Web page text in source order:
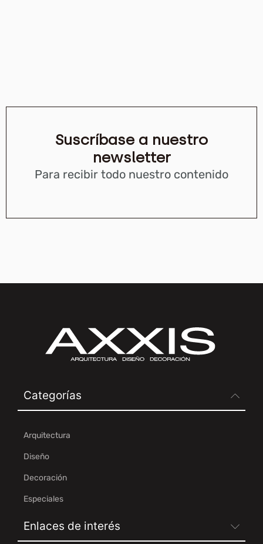
Suscríbase a nuestro
newsletter
Para recibir todo nuestro contenido
Categorías
Arquitectura
Diseño
Decoración
Especiales
Enlaces de interés